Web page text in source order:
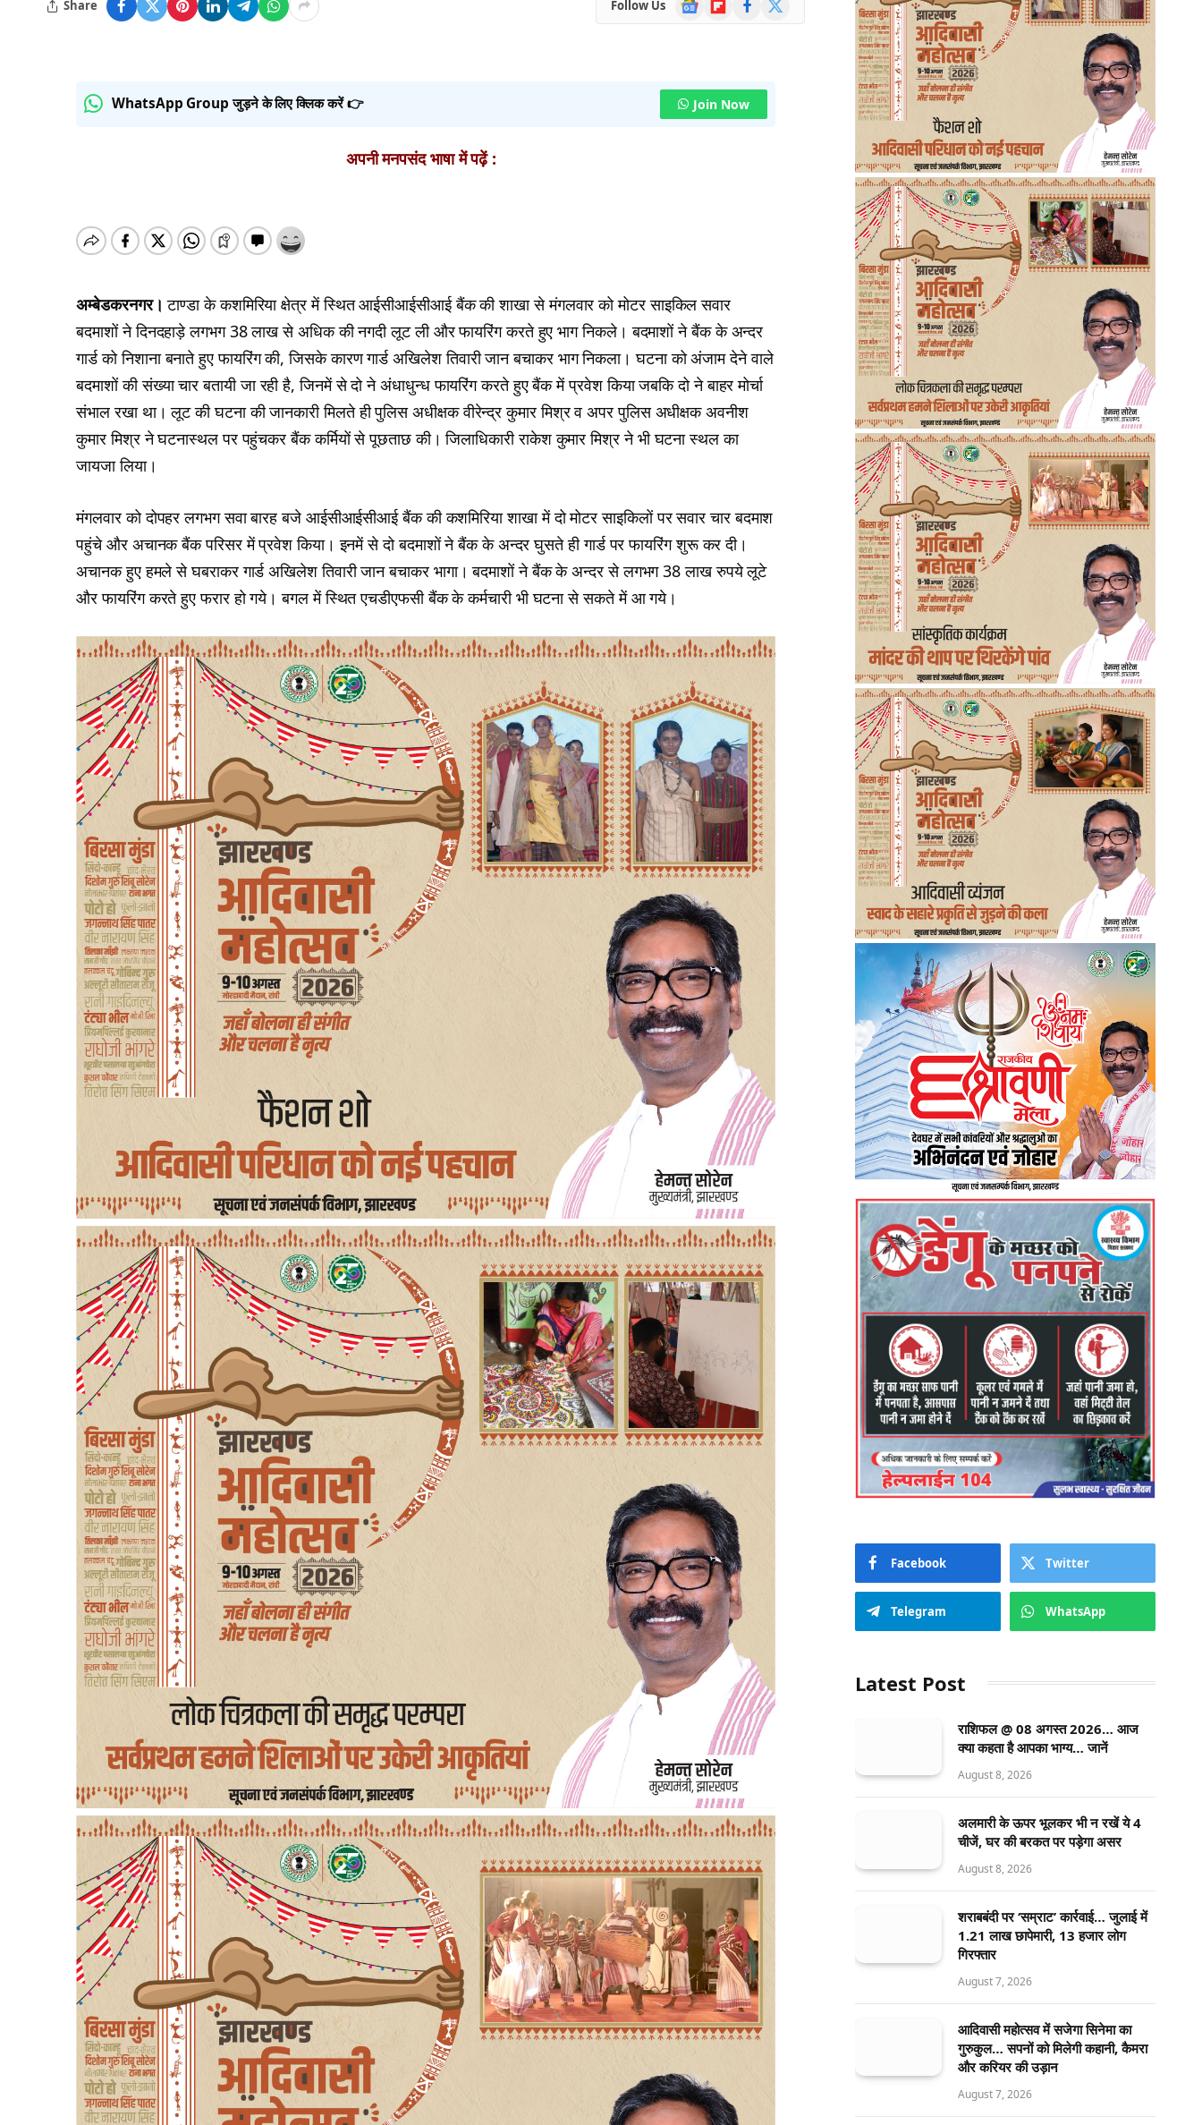
Share Follow Us
News
WhatsApp Group जुड़ने के लिए क्लिक करें 👉 Join Now
अपनी मनपसंद भाषा में पढ़ें :
अम्बेडकरनगर। टाण्डा के कशमिरिया क्षेत्र में स्थित आईसीआईसीआई बैंक की शाखा से मंगलवार को मोटर साइकिल सवार
बदमाशों ने दिनदहाड़े लगभग 38 लाख से अधिक की नगदी लूट ली और फायरिंग करते हुए भाग निकले। बदमाशों ने बैंक के अन्दर
गार्ड को निशाना बनाते हुए फायरिंग की, जिसके कारण गार्ड अखिलेश तिवारी जान बचाकर भाग निकला। घटना को अंजाम देने वाले
बदमाशों की संख्या चार बतायी जा रही है, जिनमें से दो ने अंधाधुन्ध फायरिंग करते हुए बैंक में प्रवेश किया जबकि दो ने बाहर मोर्चा
संभाल रखा था। लूट की घटना की जानकारी मिलते ही पुलिस अधीक्षक वीरेन्द्र कुमार मिश्र व अपर पुलिस अधीक्षक अवनीश
कुमार मिश्र ने घटनास्थल पर पहुंचकर बैंक कर्मियों से पूछताछ की। जिलाधिकारी राकेश कुमार मिश्र ने भी घटना स्थल का
जायजा लिया।
मंगलवार को दोपहर लगभग सवा बारह बजे आईसीआईसीआई बैंक की कशमिरिया शाखा में दो मोटर साइकिलों पर सवार चार बदमाश
पहुंचे और अचानक बैंक परिसर में प्रवेश किया। इनमें से दो बदमाशों ने बैंक के अन्दर घुसते ही गार्ड पर फायरिंग शुरू कर दी।
अचानक हुए हमले से घबराकर गार्ड अखिलेश तिवारी जान बचाकर भागा। बदमाशों ने बैंक के अन्दर से लगभग 38 लाख रुपये लूटे
और फायरिंग करते हुए फरार हो गये। बगल में स्थित एचडीएफसी बैंक के कर्मचारी भी घटना से सकते में आ गये।
Facebook Twitter
Telegram WhatsApp
Latest Post
राशिफल @ 08 अगस्त 2026… आज
क्या कहता है आपका भाग्य… जानें
August 8, 2026
अलमारी के ऊपर भूलकर भी न रखें ये 4
चीजें, घर की बरकत पर पड़ेगा असर
August 8, 2026
शराबबंदी पर ‘सम्राट’ कार्रवाई… जुलाई में
1.21 लाख छापेमारी, 13 हजार लोग
गिरफ्तार
August 7, 2026
आदिवासी महोत्सव में सजेगा सिनेमा का
गुरुकुल… सपनों को मिलेगी कहानी, कैमरा
और करियर की उड़ान
August 7, 2026